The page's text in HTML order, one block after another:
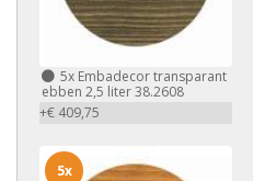
5x Embadecor transparant
ebben 2,5 liter 38.2608
+€ 409,75
5x